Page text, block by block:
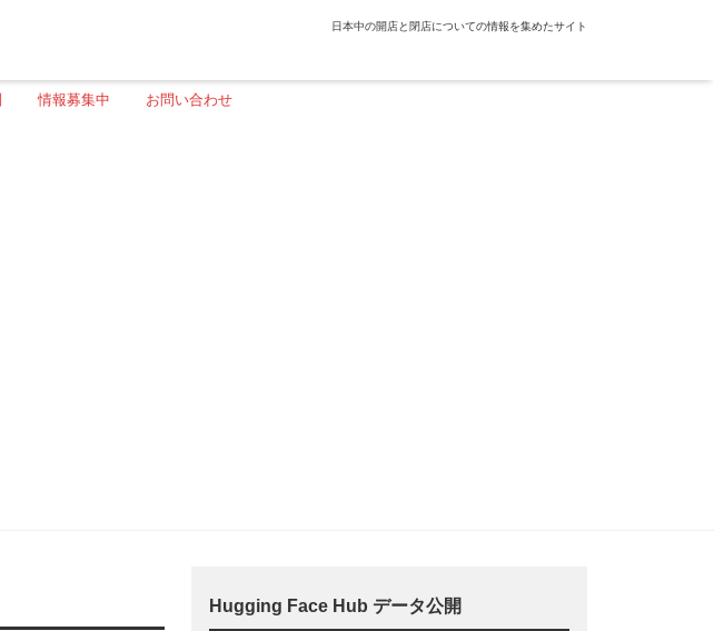
日本中の開店と閉店についての情報を集めたサイト
情報募集中 お問い合わせ
Hugging Face Hub データ公開